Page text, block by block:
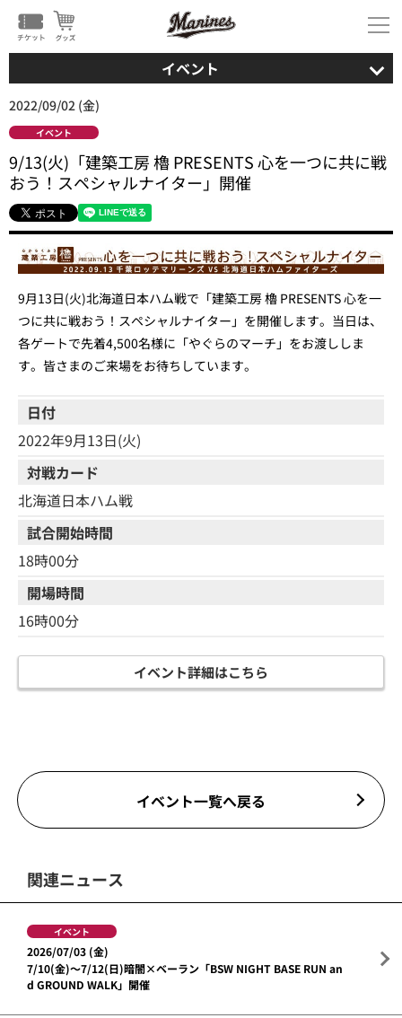
イベント
2022/09/02 (金)
イベント
9/13(火)「建築工房 櫓 PRESENTS 心を一つに共に戦
おう！スペシャルナイター」開催
9月13日(火)北海道日本ハム戦で「建築工房 櫓 PRESENTS 心を一
つに共に戦おう！スペシャルナイター」を開催します。当日は、
各ゲートで先着4,500名様に「やぐらのマーチ」をお渡ししま
す。皆さまのご来場をお待ちしています。
日付
2022年9月13日(火)
対戦カード
北海道日本ハム戦
試合開始時間
18時00分
開場時間
16時00分
イベント詳細はこちら
イベント一覧へ戻る
関連ニュース
イベント
2026/07/03 (金)
7/10(金)～7/12(日)暗闇×ベーラン「BSW NIGHT BASE RUN an
d GROUND WALK」開催